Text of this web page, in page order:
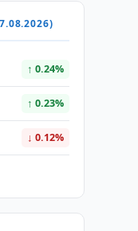
↑ 0.24%
↑ 0.23%
↓ 0.12%